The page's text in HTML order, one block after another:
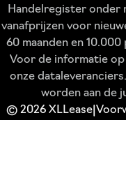
Handelregister onder
vanafprijzen voor
60 maanden en
Voor de informatie op
onze
worden aan de
© 2026 XLLease